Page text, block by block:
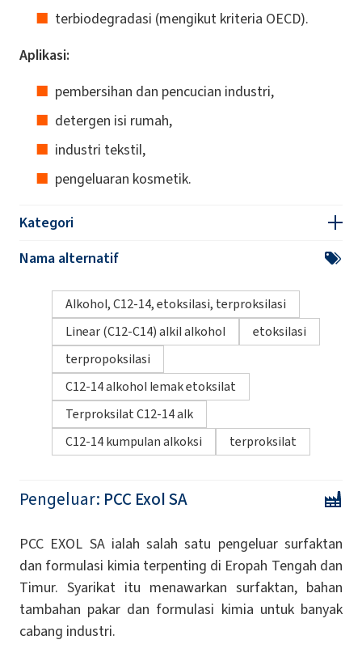
terbiodegradasi (mengikut kriteria OECD).
Aplikasi:
pembersihan dan pencucian industri,
detergen isi rumah,
industri tekstil,
pengeluaran kosmetik.
Kategori
Nama alternatif
Alkohol, C12-14, etoksilasi, terproksilasi
Linear (C12-C14) alkil alkohol
etoksilasi
terpropoksilasi
C12-14 alkohol lemak etoksilat
Terproksilat C12-14 alk
C12-14 kumpulan alkoksi
terproksilat
Pengeluar: PCC Exol SA
PCC EXOL SA ialah salah satu pengeluar surfaktan
dan formulasi kimia terpenting di Eropah Tengah dan
Timur. Syarikat itu menawarkan surfaktan, bahan
tambahan pakar dan formulasi kimia untuk banyak
cabang industri.